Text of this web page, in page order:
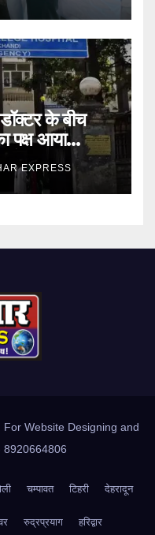
के बीच
पक्ष आया
EXPRESS
Website Designing and
8920664806
चम्पावत टिहरी देहरादून
रुद्रप्रयाग हरिद्वार